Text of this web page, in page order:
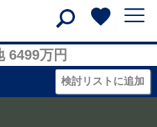
6499万円
検討リストに追加